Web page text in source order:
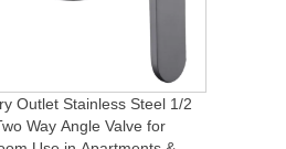
Outlet Stainless Steel 1/2
Way Angle Valve for